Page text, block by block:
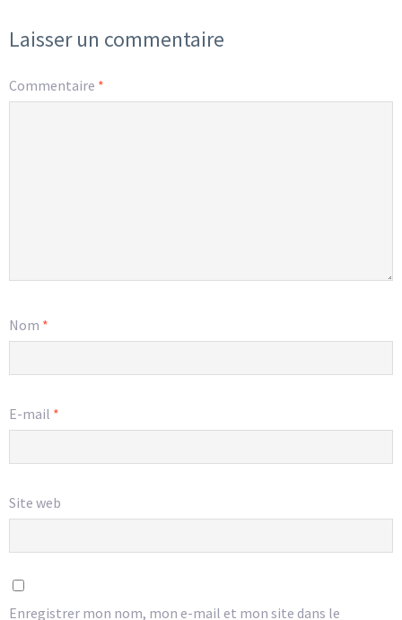
Laisser un commentaire
Commentaire *
Nom *
E-mail *
Site web
Enregistrer mon nom, mon e-mail et mon site dans le